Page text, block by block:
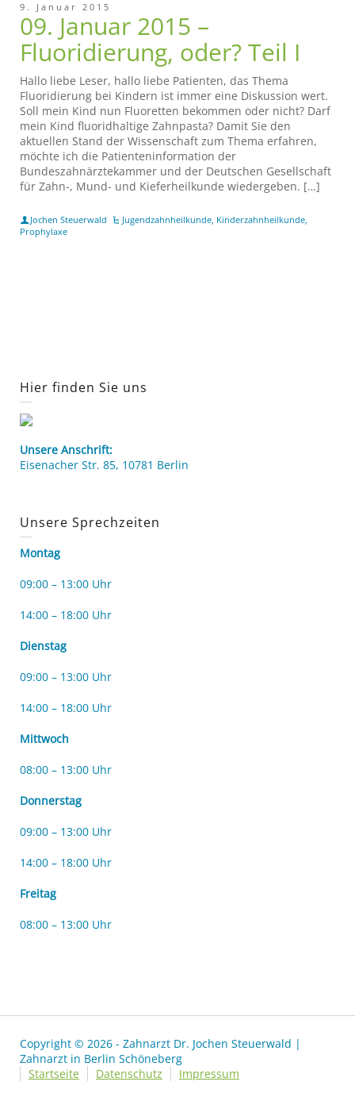
9. Januar 2015
09. Januar 2015 –
Fluoridierung, oder? Teil I
Hallo liebe Leser, hallo liebe Patienten, das Thema
Fluoridierung bei Kindern ist immer eine Diskussion wert.
Soll mein Kind nun Fluoretten bekommen oder nicht? Darf
mein Kind fluoridhaltige Zahnpasta? Damit Sie den
aktuellen Stand der Wissenschaft zum Thema erfahren,
möchte ich die Patienteninformation der
Bundeszahnärztekammer und der Deutschen Gesellschaft
für Zahn-, Mund- und Kieferheilkunde wiedergeben. […]
Jochen Steuerwald Jugendzahnheilkunde, Kinderzahnheilkunde,
Prophylaxe
Hier finden Sie uns
Unsere Anschrift:
Eisenacher Str. 85, 10781 Berlin
Unsere Sprechzeiten
Montag
09:00 – 13:00 Uhr
14:00 – 18:00 Uhr
Dienstag
09:00 – 13:00 Uhr
14:00 – 18:00 Uhr
Mittwoch
08:00 – 13:00 Uhr
Donnerstag
09:00 – 13:00 Uhr
14:00 – 18:00 Uhr
Freitag
08:00 – 13:00 Uhr
Copyright © 2026 - Zahnarzt Dr. Jochen Steuerwald |
Zahnarzt in Berlin Schöneberg
Startseite
Datenschutz Impressum